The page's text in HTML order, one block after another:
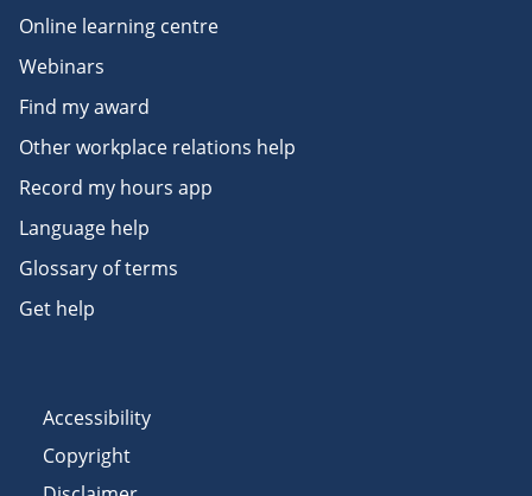
Online learning centre
Webinars
Find my award
Other workplace relations help
Record my hours app
Language help
Glossary of terms
Get help
Accessibility
Copyright